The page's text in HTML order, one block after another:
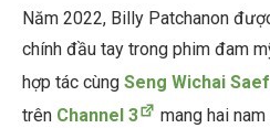
Năm 2022, Billy Patchanon
chính đầu tay trong phim đam
hợp tác cùng Seng Wichai
trên Channel 3
mang hai